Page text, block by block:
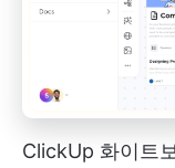
ClickUp 화이트